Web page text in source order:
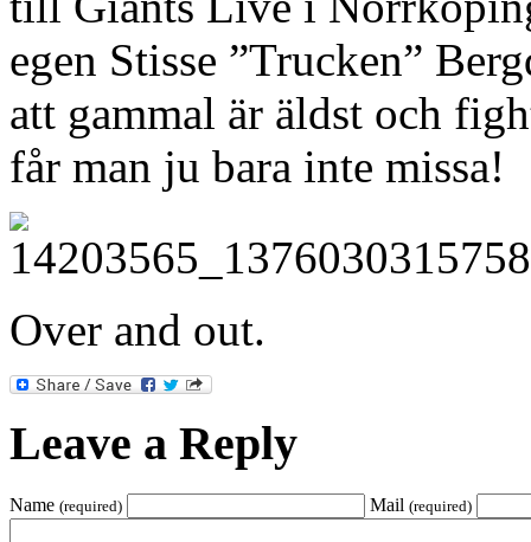
egen Stisse ”Trucken”
att gammal är äldst och
får man ju bara inte missa!
Over and out.
Leave a Reply
Name (required) Mail (required)